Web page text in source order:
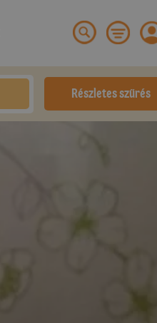
Részletes szűrés